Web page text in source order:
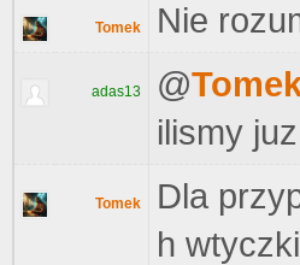
Tomek Nie
adas13 @
ilismy
Tomek
Dla
h